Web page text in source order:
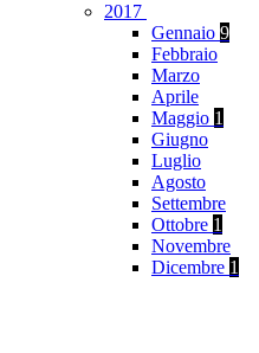
2017
Gennaio 9
Febbraio
Marzo
Aprile
Maggio 1
Giugno
Luglio
Agosto
Settembre
Ottobre 1
Novembre
Dicembre 1